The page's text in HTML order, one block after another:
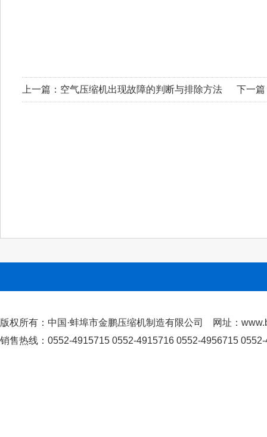
上一篇： 空气压缩机出现故障的判断与排除方法 下一篇
版权所有：中国·蚌埠市金鹏压缩机制造有限公司 网址：
销售热线：0552-4915715 0552-4915716 0552-4956715